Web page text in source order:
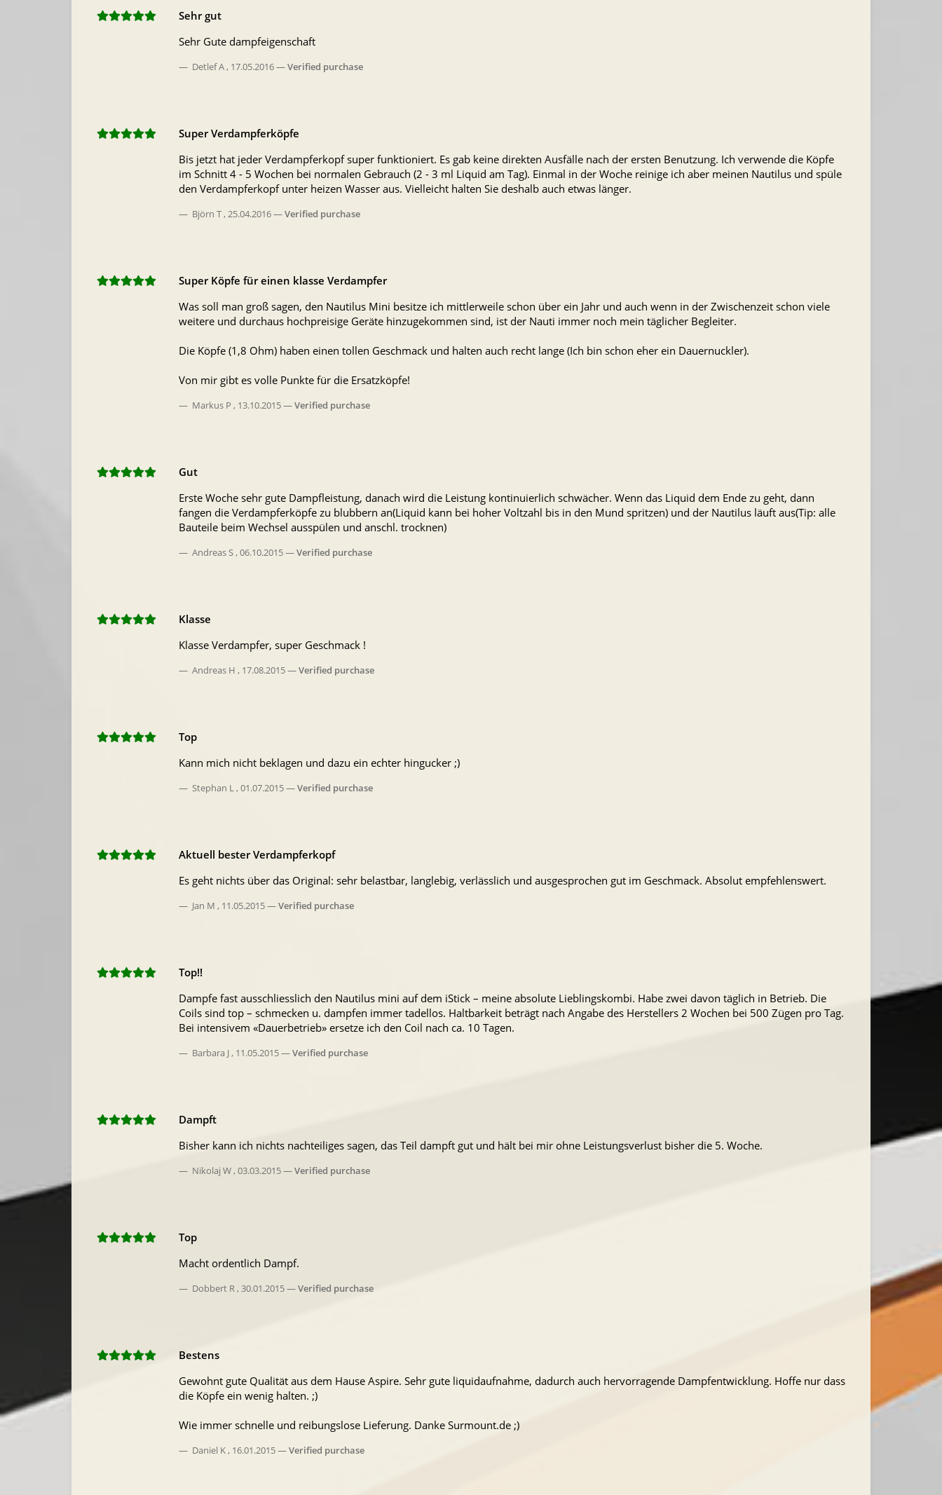
Sehr gut
Sehr Gute dampfeigenschaft
Detlef A, 17.05.2016 Verified purchase
Super Verdampferköpfe
Bis jetzt hat jeder Verdampferkopf super funktioniert. Es gab keine direkten Ausfälle nach der ersten Benutzung. Ich verwende die Köpfe
im Schnitt 4 - 5 Wochen bei normalen Gebrauch (2 - 3 ml Liquid am Tag). Einmal in der Woche reinige ich aber meinen Nautilus und spüle
den Verdampferkopf unter heizen Wasser aus. Vielleicht halten Sie deshalb auch etwas länger.
Björn T,25.04.2016 Verified purchase
Super Köpfe für einen klasse Verdampfer
Was soll man groß sagen, den Nautilus Mini besitze ich mittlerweile schon über ein Jahr und auch wenn in der Zwischenzeit schon viele
weitere und durchaus hochpreisige Geräte hinzugekommen sind, ist der Nauti immer noch mein täglicher Begleiter.
Die Köpfe (1,8 Ohm) haben einen tollen Geschmack und halten auch recht lange (Ich bin schon eher ein Dauernuckler).
Von mir gibt es volle Punkte für die Ersatzköpfe!
Markus P , 13.10.2015 Verified purchase
Gut
Erste Woche sehr gute Dampfleistung, danach wird die Leistung kontinuierlich schwächer. Wenn das Liquid dem Ende zu geht, dann
fangen die Verdampferköpfe zu blubbern an(Liquid kann bei hoher Voltzahl bis in den Mund spritzen) und der Nautilus läuft aus(Tip: alle
Bauteile beim Wechsel ausspülen und anschl. trocknen)
Andreas S,06.10.2015 Verified purchase
Klasse
Klasse Verdampfer, super Geschmack !
Andreas H , 17.08.2015 Verified purchase
Top
Kann mich nicht beklagen und dazu ein echter hingucker ;)
Stephan L,01.07.2015 Verified purchase
Aktuell bester Verdampferkopf
Es geht nichts über das Original: sehr belastbar, langlebig, verlässlich und ausgesprochen gut im Geschmack. Absolut empfehlenswert.
Jan M , 11.05.2015 Verified purchase
Top!!
Dampfe fast ausschliesslich den Nautilus mini auf dem iStick – meine absolute Lieblingskombi. Habe zwei davon täglich in Betrieb. Die
Coils sind top – schmecken u. dampfen immer tadellos. Haltbarkeit beträgt nach Angabe des Herstellers 2 Wochen bei 500 Zügen pro Tag.
Bei intensivem «Dauerbetrieb» ersetze ich den Coil nach ca. 10 Tagen.
Barbara J, 11.05.2015 Verified purchase
Dampft
Bisher kann ich nichts nachteiliges sagen, das Teil dampft gut und hält bei mir ohne Leistungsverlust bisher die 5. Woche.
Nikolaj W, 03.03.2015 Verified purchase
Top
Macht ordentlich Dampf.
Dobbert R, 30.01.2015 Verified purchase
Bestens
Gewohnt gute Qualität aus dem Hause Aspire. Sehr gute liquidaufnahme, dadurch auch hervorragende Dampfentwicklung. Hoffe nur dass
die Köpfe ein wenig halten. ;)
Wie immer schnelle und reibungslose Lieferung. Danke Surmount.de ;)
Daniel K, 16.01.2015 Verified purchase